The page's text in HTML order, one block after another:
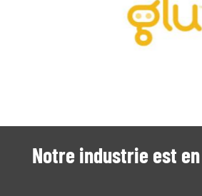
Notre industrie est